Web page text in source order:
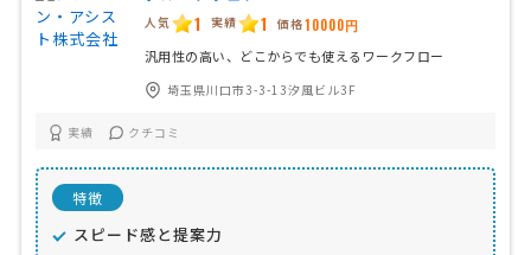
人気 1 実績 1 価格10000円
汎用性の高い、どこからでも使えるワークフロー
埼玉県川口市3-3-13汐風ビル3F
実績 クチコミ
特徴
スピード感と提案力